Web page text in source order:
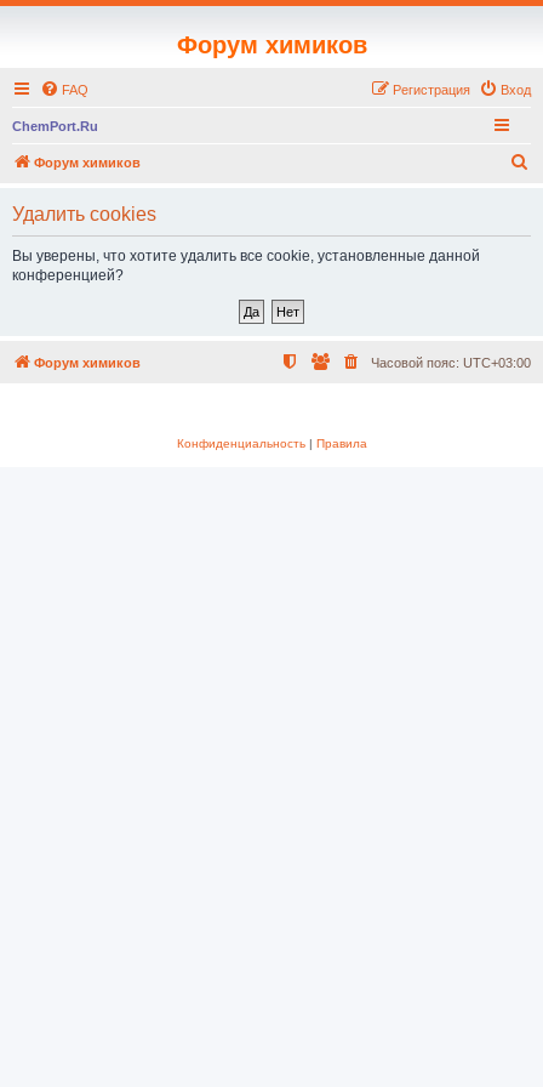
Форум химиков
FAQ Вход
Регистрация
ChemPort.Ru
Форум химиков
Удалить cookies
Вы уверены, что хотите удалить все cookie, установленные данной
конференцией?
Форум химиков Часовой пояс: UTC+03:00
Конфиденциальность| Правила